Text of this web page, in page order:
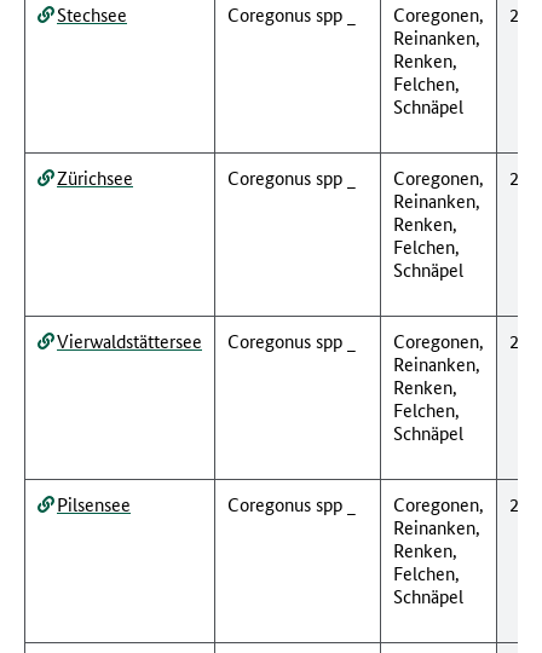
Stechsee Coregonus spp _
Coregonen,
Reinanken,
Renken,
Felchen,
Schnäpel
Zürichsee Coregonus spp _
Coregonen,
Reinanken,
Renken,
Felchen,
Schnäpel
Vierwaldstättersee Coregonus spp _
Coregonen,
Reinanken,
Renken,
Felchen,
Schnäpel
Pilsensee Coregonus spp _
Coregonen,
Reinanken,
Renken,
Felchen,
Schnäpel